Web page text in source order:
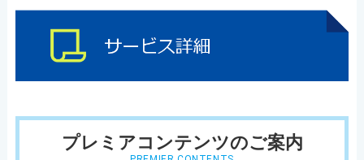
プレミアコンテンツのご案内